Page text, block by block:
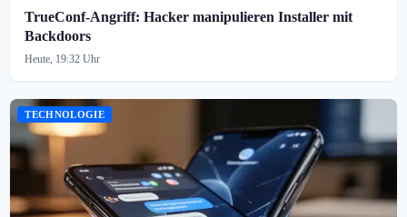
TrueConf-Angriff: Hacker manipulieren Installer mit
Backdoors
Heute, 19:32 Uhr
TECHNOLOGIE